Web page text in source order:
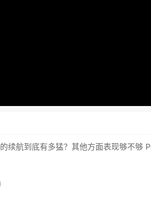
续航到底有多猛？其他方面表现够不够